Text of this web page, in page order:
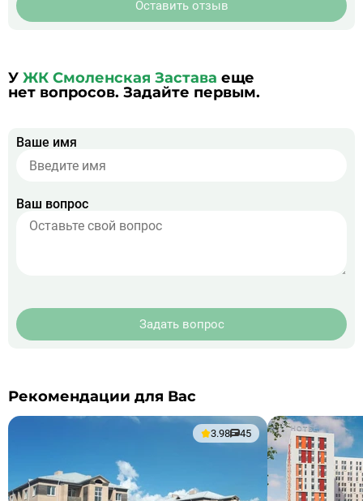
Оставить отзыв
У ЖК Смоленская Застава еще
нет вопросов. Задайте первым.
Ваше имя
Ваш вопрос
Задать вопрос
Рекомендации для Вас
3.98 45